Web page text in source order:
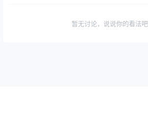
暂无讨论，说说你的看法吧